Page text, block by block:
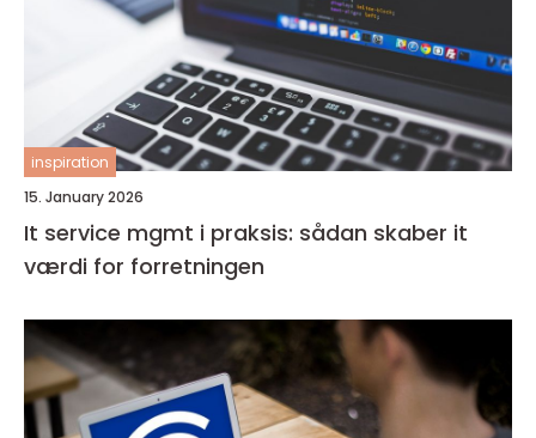
inspiration
15. January 2026
It service mgmt i praksis: sådan skaber it
værdi for forretningen